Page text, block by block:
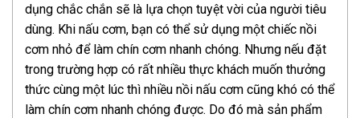
dụng chắc chắn sẽ là lựa chọn tuyệt vời của người tiêu
dùng. Khi nấu cơm, bạn có thể sử dụng một chiếc nồi
cơm nhỏ để làm chín cơm nhanh chóng. Nhưng nếu đặt
trong trường hợp có rất nhiều thực khách muốn thưởng
thức cùng một lúc thì nhiều nồi nấu cơm cũng khó có thể
làm chín cơm nhanh chóng được. Do đó mà sản phẩm